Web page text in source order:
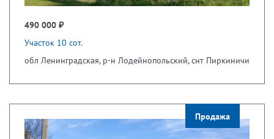
490 000 ₽
Участок 10 сот.
обл Ленинградская, р-н Лодейнопольский, снт Пиркиничи
Продажа